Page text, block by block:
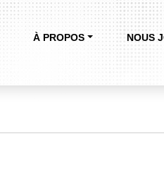
À PROPOS NOUS